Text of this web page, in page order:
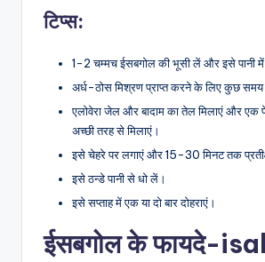
टिप्स:
1-2 चम्मच ईसबगोल की भूसी लें और इसे पानी में
अर्ध-ठोस मिश्रण प्राप्त करने के लिए कुछ समय
एलोवेरा जेल और बादाम का तेल मिलाएं और एक
अच्छी तरह से मिलाएं।
इसे चेहरे पर लगाएं और 15-30 मिनट तक
इसे ठन्डे पानी से धो लें।
इसे सप्ताह में एक या दो बार दोहराएं।
ईसबगोल के फायदे-